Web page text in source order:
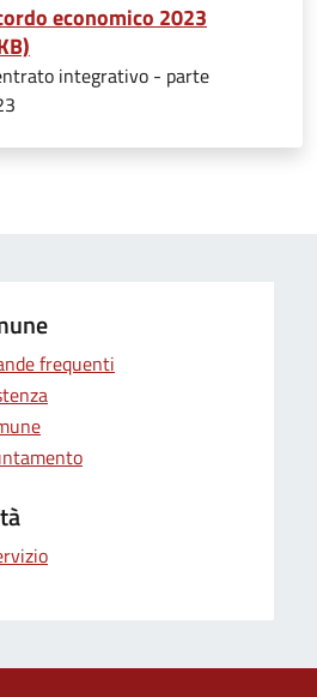
economico 2023
integrativo - parte
frequenti